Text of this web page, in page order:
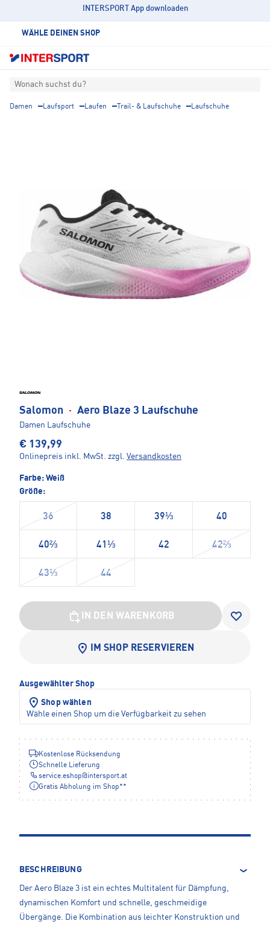
INTERSPORT App downloaden
WÄHLE DEINEN SHOP
Wonach suchst du?
Damen Laufsport Laufen Trail- & Laufschuhe Laufschuhe
Salomon · Aero Blaze 3 Laufschuhe
Damen Laufschuhe
€ 139,99
Onlinepreis inkl. MwSt. zzgl. Versandkosten
Farbe: Weiß
Größe:
36 38 39⅓ 40
40⅔ 41⅓ 42 42⅔
43⅓ 44
IN DEN WARENKORB
IM SHOP RESERVIEREN
Ausgewählter Shop
Shop wählen
Wähle einen Shop um die Verfügbarkeit zu sehen
Kostenlose Rücksendung
Schnelle Lieferung
service.eshop@intersport.at
Gratis Abholung im Shop**
BESCHREIBUNG
Der Aero Blaze 3 ist ein echtes Multitalent für Dämpfung,
dynamischen Komfort und schnelle, geschmeidige
Übergänge. Die Kombination aus leichter Konstruktion und